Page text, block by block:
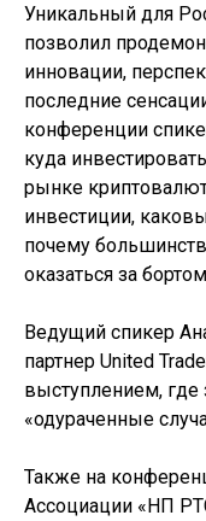
Уникальный для
позволил
инновации,
последние
конференции
куда
рынке
инвестиции,
почему
оказаться за
Ведущий спикер
партнер United
выступлением, где
«одураченные
Также на
Ассоциации «НП